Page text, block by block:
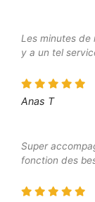
Les minutes de
y a un tel
Anas T
Super
fonction des